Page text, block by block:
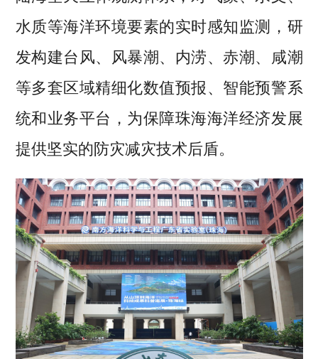
水质等海洋环境要素的实时感知监测，研
发构建台风、风暴潮、内涝、赤潮、咸潮
等多套区域精细化数值预报、智能预警系
统和业务平台，为保障珠海海洋经济发展
提供坚实的防灾减灾技术后盾。